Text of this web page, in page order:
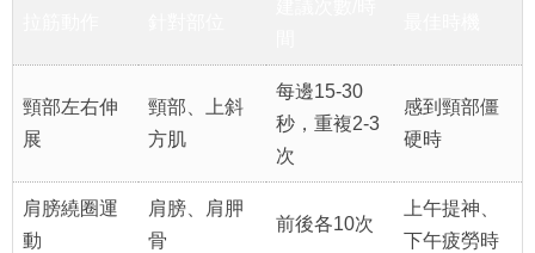
頸部左右伸
展
頸部、上斜
方肌
每邊15-30
秒，重複2-3
次
感到頸部僵
硬時
肩膀繞圈運
動
肩膀、肩胛
骨
前後各10次
上午提神、
下午疲勞時